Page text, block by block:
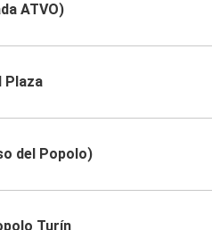
ATVO)
Plaza
del Popolo)
Turín